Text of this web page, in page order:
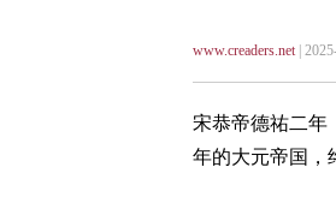
www.creaders.net|
宋恭帝德祐二年
年的大元帝国，